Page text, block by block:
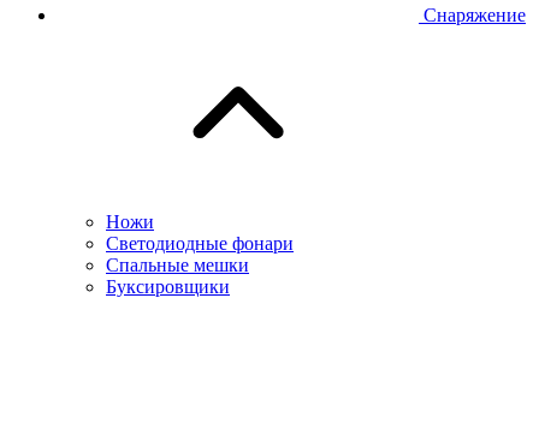
Снаряжение
Ножи
Светодиодные фонари
Спальные мешки
Буксировщики